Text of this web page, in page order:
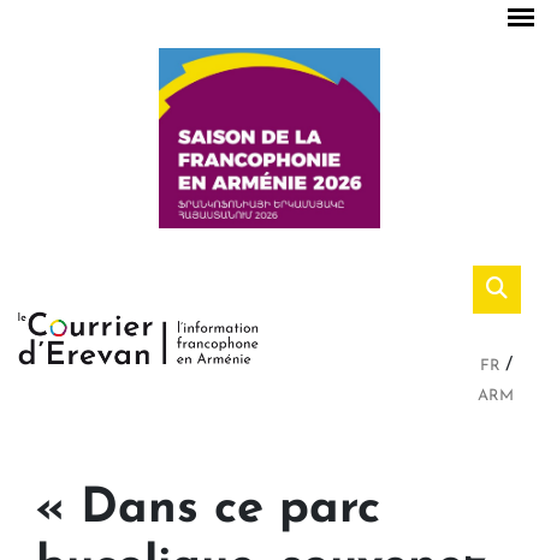
FR
ARM
« Dans ce parc